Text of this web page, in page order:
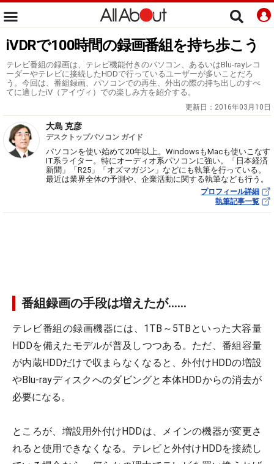
iVDRで100時間の録画番組を持ち歩こう
テレビ番組の録画は、テレビ機能付きのパソコン、あるいはBlu-rayレコ
ーダーやテレビに接続したHDDで行っているユーザーが多いことだろ
う。今回は、番組録画、パソコンでの再生、外出の際の持ち出しのすべ
てに適したiV（アイヴィ）での楽しみ方を紹介する。
更新日： 2016年03月10日
大島 克彦
デスクトップパソコン ガイド
パソコンを使い始めて20年以上。WindowsもMacも使いこなす
IT系ライター。特にオーディオ系パソコンに強い。「日本経済
新聞」「R25」「オズマガジン」などにも執筆を行っている。
最近は業界全体の予測や、企業活動に関する執筆なども行う。
プロフィール詳細
執筆記事一覧
番組録画の手段は増えたが……
テレビ番組の録画機器には、1TB～5TBといった大容量
HDDを備えたモデルが普及しつつある。ただ、番組容量
が内蔵HDDだけで収まらなくなると、外付けHDDの増設
やBlu-rayディスクへのダビングと本体HDDからの消去が
必要になる。
ところが、増設用外付けHDDは、メインの機器が変更さ
れると使用できなくなる。テレビと外付けHDDを接続し